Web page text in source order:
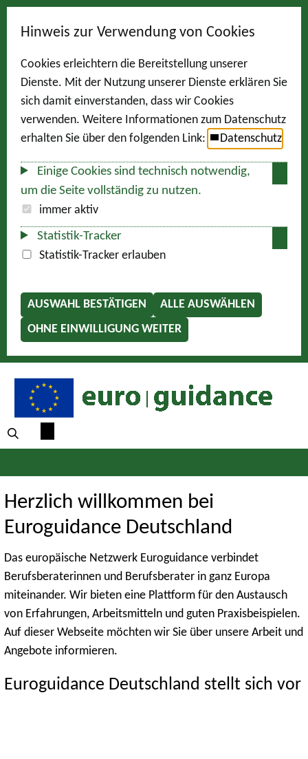
Hinweis zur Verwendung von Cookies
Cookies erleichtern die Bereitstellung unserer
Dienste. Mit der Nutzung unserer Dienste erklären Sie
sich damit einverstanden, dass wir Cookies
verwenden. Weitere Informationen zum Datenschutz
erhalten Sie über den folgenden Link:
Datenschutz
Einige Cookies sind technisch notwendig,
um die Seite vollständig zu nutzen.
immer aktiv
Statistik-Tracker
Statistik-Tracker erlauben
AUSWAHL BESTÄTIGEN
ALLE AUSWÄHLEN
OHNE EINWILLIGUNG WEITER
Herzlich willkommen bei
Euroguidance Deutschland
Das europäische Netzwerk Euroguidance verbindet
Berufsberaterinnen und Berufsberater in ganz Europa
miteinander. Wir bieten eine Plattform für den Austausch
von Erfahrungen, Arbeitsmitteln und guten Praxisbeispielen.
Auf dieser Webseite möchten wir Sie über unsere Arbeit und
Angebote informieren.
Euroguidance Deutschland stellt sich vor